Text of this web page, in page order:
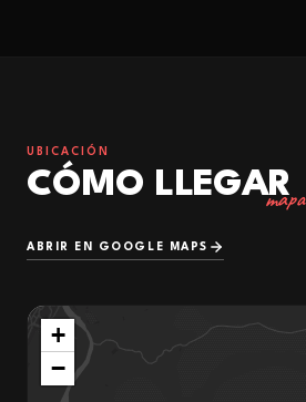
UBICACIÓN
CÓMO LLEGAR
mapa
ABRIR EN GOOGLE MAPS
+
−